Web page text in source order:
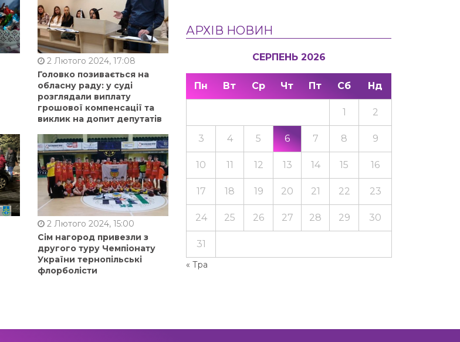
2 Лютого 2024, 17:08
Головко позивається на
обласну раду: у суді
розглядали виплату
грошової компенсації та
виклик на допит депутатів
2 Лютого 2024, 15:00
Сім нагород привезли з
другого туру Чемпіонату
України тернопільські
флорболісти
АРХІВ НОВИН
СЕРПЕНЬ 2026
Пн Вт Ср Чт Пт Сб Нд
« Тра
1 2
3 4 5 6 7 8 9
10 11 12 13 14 15 16
17 18 19 20 21 22 23
24 25 26 27 28 29 30
31